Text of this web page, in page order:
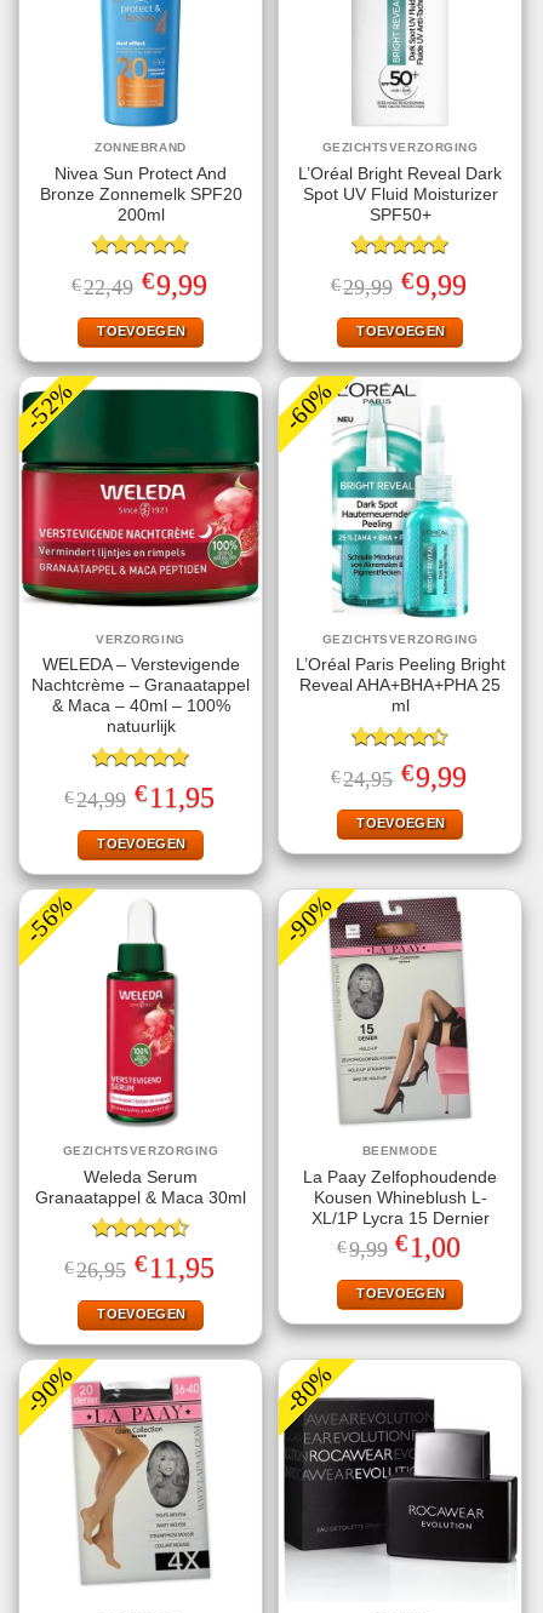
ZONNEBRAND
Nivea Sun Protect And
Bronze Zonnemelk SPF20
200ml
Gewaardeerd
4.78uit 5
€22,49 Oorspronkelijke
prijs
was:
€22,49.
€9,99Huidige
prijs
TOEVOEGEN
GEZICHTSVERZORGING
L’Oréal Bright Reveal Dark
Spot UV Fluid Moisturizer
SPF50+
Gewaardeerd
5.00uit 5
€29,99 Oorspronkelijke
prijs
was:
€29,99.
€9,99Huidige
prijs
TOEVOEGEN
-52%
VERZORGING
WELEDA – Verstevigende
Nachtcrème – Granaatappel
& Maca – 40ml – 100%
natuurlijk
Gewaardeerd
5.00uit 5
€24,99 Oorspronkelijke
prijs
was:
€24,99.
€11,95prijs
TOEVOEGEN
-60%
GEZICHTSVERZORGING
L’Oréal Paris Peeling Bright
Reveal AHA+BHA+PHA 25
ml
Gewaardeerd
4.40uit 5
€24,95 Oorspronkelijke
prijs
was:
€24,95.
€9,99Huidige
prijs
TOEVOEGEN
-56%
GEZICHTSVERZORGING
Weleda Serum
Granaatappel & Maca 30ml
Gewaardeerd
4.50uit 5
€26,95 Oorspronkelijke
prijs
was:
€26,95.
€11,95prijs
TOEVOEGEN
-90%
BEENMODE
La Paay Zelfophoudende
Kousen Whineblush L-
XL/1P Lycra 15 Dernier
€9,99 Oorspronkelijke
prijs
was:
€9,99.
€1,00
is:
€1,00.
TOEVOEGEN
-90% -80%